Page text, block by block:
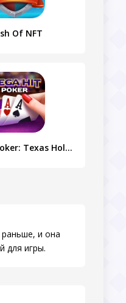
Of NFT
Mega Hit Poker: Texas Holdem
раньше, и она
для игры.